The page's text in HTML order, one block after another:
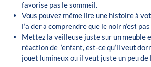
favorise pas le sommeil.
Vous pouvez même lire une histoire à
l’aider à comprendre que le noir n’est
Mettez la veilleuse juste sur un meuble
réaction de l’enfant, est-ce qu’il veut
jouet lumineux ou il veut juste un peu de